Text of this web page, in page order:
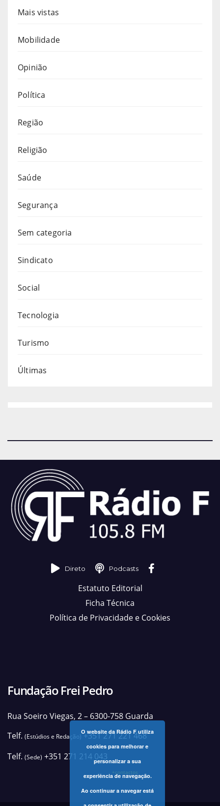
Mais vistas
Mobilidade
Opinião
Política
Região
Religião
Saúde
Segurança
Sem categoria
Sindicato
Social
Tecnologia
Turismo
Últimas
Direto Podcasts
Estatuto Editorial
Ficha Técnica
Política de Privacidade e Cookies
Fundação Frei Pedro
Rua Soeiro Viegas, 2 – 6300-758 Guarda
Telf. (Estúdios e Redação)+351 271 221 468
Telf. (Sede) +351 271 214 043
+contactos
O website da Rádio F utiliza
cookies para melhorar e
personalizar a sua
experiência de navegação.
Ao continuar a navegar está